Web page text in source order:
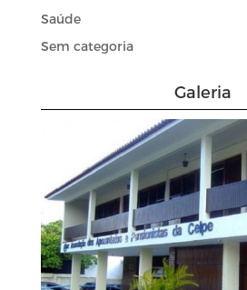
Saúde
Sem categoria
Galeria